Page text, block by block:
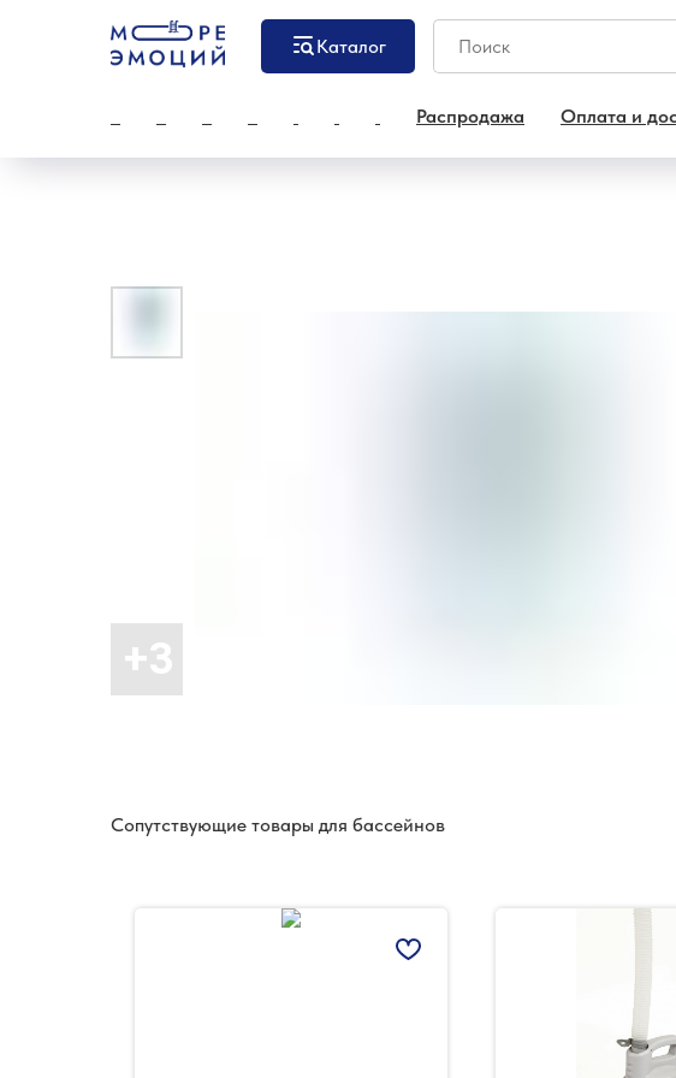
Каталог
Распродажа Оплата и
Сопутствующие товары для бассейнов